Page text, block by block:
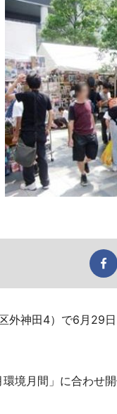
外神田4）で6月29
境月間」に合わせ開